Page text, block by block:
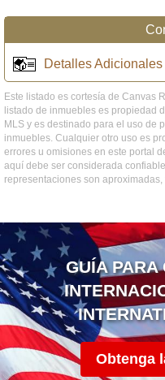
Detalles Adicionales
Este listado es cortesía de Canvas
listado de inmuebles es propiedad
MLS y es destinado para el uso de
inmuebles. Cualquier otro uso es
errores u omisiones en este portal
aquí debe ser considerada
representaciones son
GUÍA PARA
Obtenga